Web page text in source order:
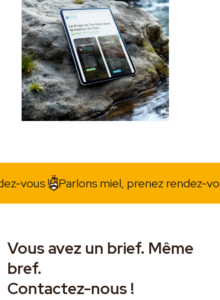
! Parlons miel, prenez rendez-vous !
Vous avez un brief. Même
bref.
Contactez-nous !